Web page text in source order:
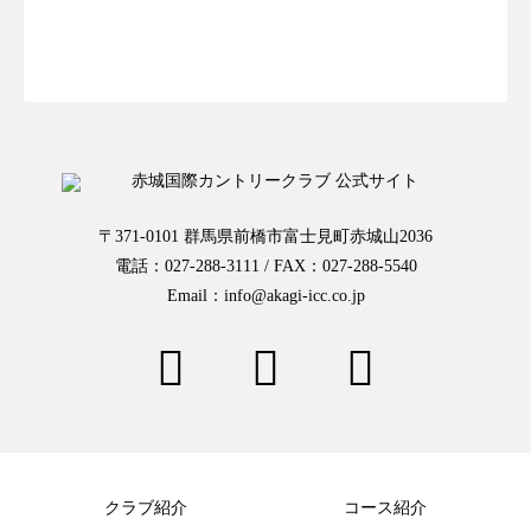
〒371-0101 群馬県前橋市富士見町赤城山2036
電話：027-288-3111 / FAX：027-288-5540
Email：info@akagi-icc.co.jp
クラブ紹介 コース紹介